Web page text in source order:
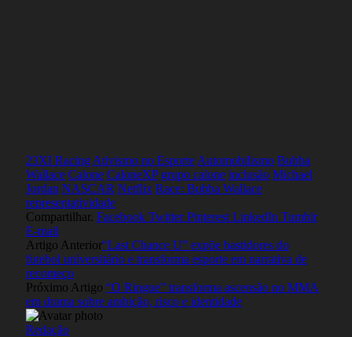
23XI Racing Ativismo no Esporte Automobilismo Bubba
Wallace Calone CaloneXP grupo calone inclusão Michael
Jordan NASCAR Netflix Race: Bubba Wallace
representatividade
Compartilhar. Facebook Twitter Pinterest LinkedIn Tumblr
E-mail
Artigo Anterior“Last Chance U” expõe bastidores do
futebol universitário e transforma esporte em narrativa de
recomeço
Próximo Artigo “O Ringue” transforma ascensão no MMA
em drama sobre ambição, risco e identidade
Redação